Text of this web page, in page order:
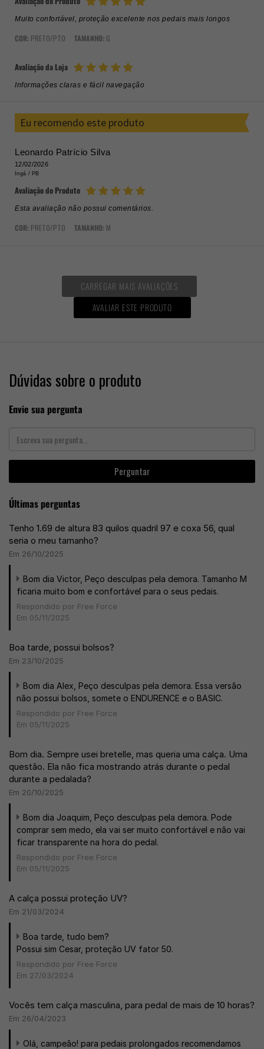
Muito confortável, proteção excelente nos pedais mais longos
COR: PRETO/PTO TAMANHO: G
Avaliação da Loja
Informações claras e fácil navegação
Eu recomendo este produto
Leonardo Patrício Silva
12/02/2026
Ingá / PB
Avaliação do Produto
Esta avaliação não possui comentários.
COR: PRETO/PTO TAMANHO: M
CARREGAR MAIS AVALIAÇÕES
AVALIAR ESTE PRODUTO
Dúvidas sobre o produto
Envie sua pergunta
Perguntar
Últimas perguntas
Tenho 1.69 de altura 83 quilos quadril 97 e coxa 56, qual
seria o meu tamanho?
Em 26/10/2025
Bom dia Victor, Peço desculpas pela demora. Tamanho M
ficaria muito bom e confortável para o seus pedais.
Respondido por Free Force
Em 05/11/2025
Boa tarde, possui bolsos?
Em 23/10/2025
Bom dia Alex, Peço desculpas pela demora. Essa versão
não possui bolsos, somete o ENDURENCE e o BASIC.
Respondido por Free Force
Em 05/11/2025
Bom dia. Sempre usei bretelle, mas queria uma calça. Uma
questão. Ela não fica mostrando atrás durante o pedal
durante a pedalada?
Em 20/10/2025
Bom dia Joaquim, Peço desculpas pela demora. Pode
comprar sem medo, ela vai ser muito confortável e não vai
ficar transparente na hora do pedal.
Respondido por Free Force
Em 05/11/2025
A calça possui proteção UV?
Em 21/03/2024
Boa tarde, tudo bem?
Possui sim Cesar, proteção UV fator 50.
Respondido por Free Force
Em 27/03/2024
Vocês tem calça masculina, para pedal de mais de 10 horas?
Em 26/04/2023
Olá, campeão! para pedais prolongados recomendamos